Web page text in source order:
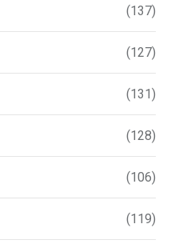
(137)
(127)
(131)
(128)
(106)
(119)